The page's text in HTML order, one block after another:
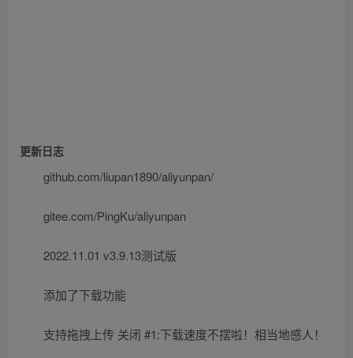
更新日志
github.com/liupan1890/aliyunpan/
gitee.com/PingKu/aliyunpan
2022.11.01 v3.9.13测试版
添加了下载功能
支持拖拽上传 关闭 #1:下载速度不摆啦！相当地感人！